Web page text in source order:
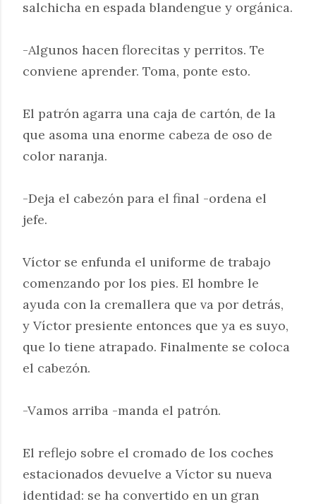
salchicha en espada blandengue y orgánica.
-Algunos hacen florecitas y perritos. Te
conviene aprender. Toma, ponte esto.
El patrón agarra una caja de cartón, de la
que asoma una enorme cabeza de oso de
color naranja.
-Deja el cabezón para el final -ordena el
jefe.
Víctor se enfunda el uniforme de trabajo
comenzando por los pies. El hombre le
ayuda con la cremallera que va por detrás,
y Víctor presiente entonces que ya es suyo,
que lo tiene atrapado. Finalmente se coloca
el cabezón.
-Vamos arriba -manda el patrón.
El reflejo sobre el cromado de los coches
estacionados devuelve a Víctor su nueva
identidad: se ha convertido en un gran